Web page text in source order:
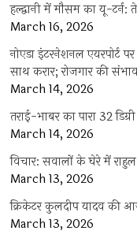
हल्द्वानी में मौसम का यू-टर्न:
March 16, 2026
नोएडा इंटरनेशनल
साथ करार; रोजगार की
March 14, 2026
तराई-भाबर का पारा 32
March 14, 2026
विचार: सवालों के घेरे में
March 13, 2026
क्रिकेटर कुलदीप यादव की
March 13, 2026